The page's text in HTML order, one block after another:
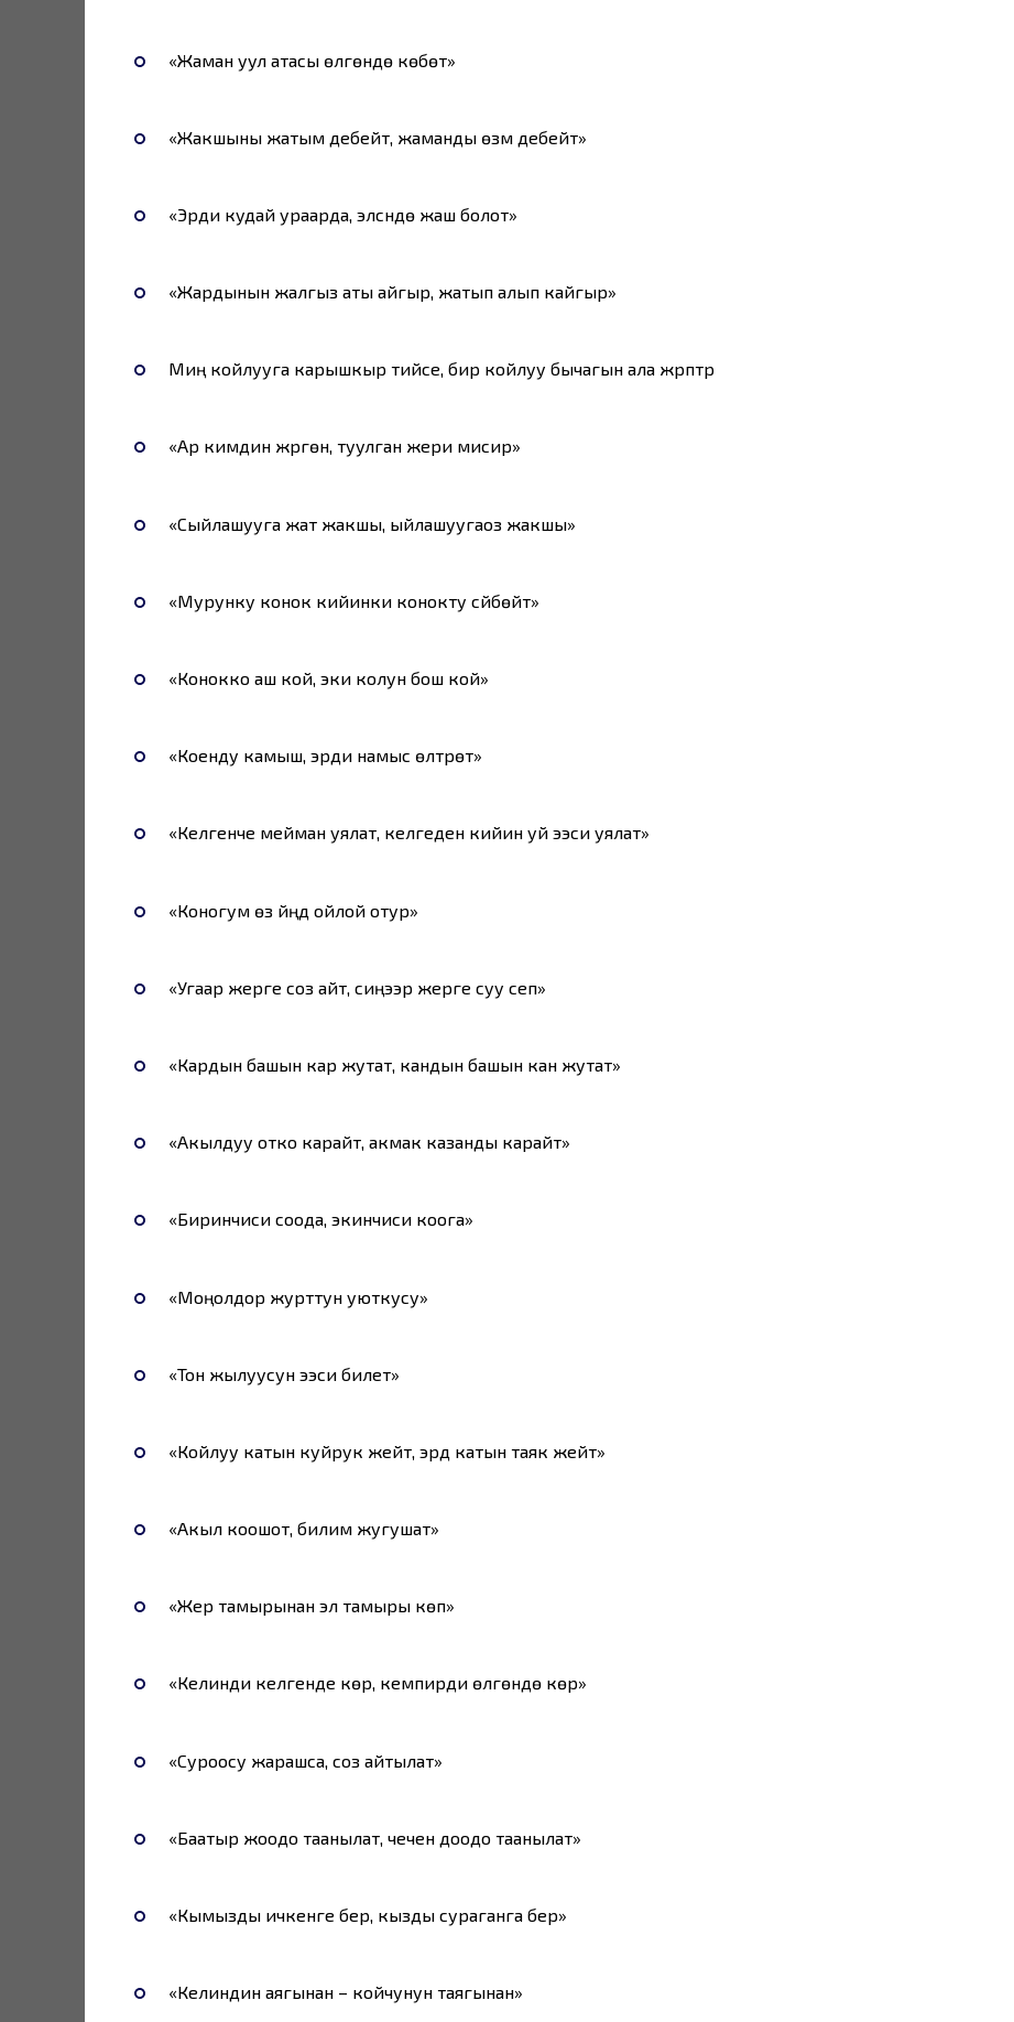
«Жаман уул атасы өлгөндө көбөт»
«Жакшыны жатым дебейт, жаманды өзүм дебейт»
«Эрди кудай ураарда, элүүсүндө жаш болот»
«Жардынын жалгыз аты айгыр, жатып алып кайгыр»
Миң койлууга карышкыр тийсе, бир койлуу бычагын ала жүрүптүр
«Ар кимдин жүргөн, туулган жери мисир»
«Сыйлашууга жат жакшы, ыйлашуугаоз жакшы»
«Мурунку конок кийинки конокту сүйбөйт»
«Конокко аш кой, эки колун бош кой»
«Коенду камыш, эрди намыс өлтүрөт»
«Келгенче мейман уялат, келгеден кийин уй ээси уялат»
«Коногум өз үйүңдү ойлой отур»
«Угаар жерге соз айт, сиңээр жерге суу сеп»
«Кардын башын кар жутат, кандын башын кан жутат»
«Акылдуу отко карайт, акмак казанды карайт»
«Биринчиси соода, экинчиси коога»
«Моңолдор журттун уюткусу»
«Тон жылуусун ээси билет»
«Койлуу катын куйрук жейт, эрдүү катын таяк жейт»
«Акыл коошот, билим жугушат»
«Жер тамырынан эл тамыры көп»
«Келинди келгенде көр, кемпирди өлгөндө көр»
«Суроосу жарашса, соз айтылат»
«Баатыр жоодо таанылат, чечен доодо таанылат»
«Кымызды ичкенге бер, кызды сураганга бер»
«Келиндин аягынан – койчунун таягынан»